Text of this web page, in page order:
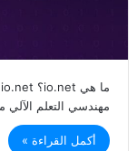
مهندسي التعلم
أكمل القراءة »